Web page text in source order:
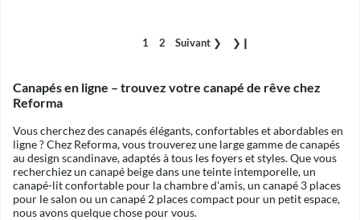
1 2 Suivant ❯ ❯❙
Canapés en ligne – trouvez votre canapé de rêve chez
Reforma
Vous cherchez des canapés élégants, confortables et abordables en
ligne ? Chez Reforma, vous trouverez une large gamme de canapés
au design scandinave, adaptés à tous les foyers et styles. Que vous
recherchiez un canapé beige dans une teinte intemporelle, un
canapé-lit confortable pour la chambre d'amis, un canapé 3 places
pour le salon ou un canapé 2 places compact pour un petit espace,
nous avons quelque chose pour vous.